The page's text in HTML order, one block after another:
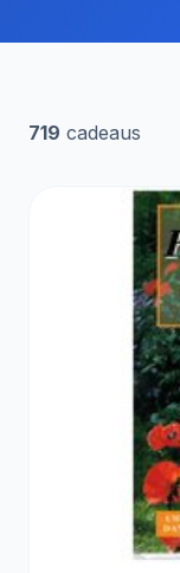
719 cadeaus